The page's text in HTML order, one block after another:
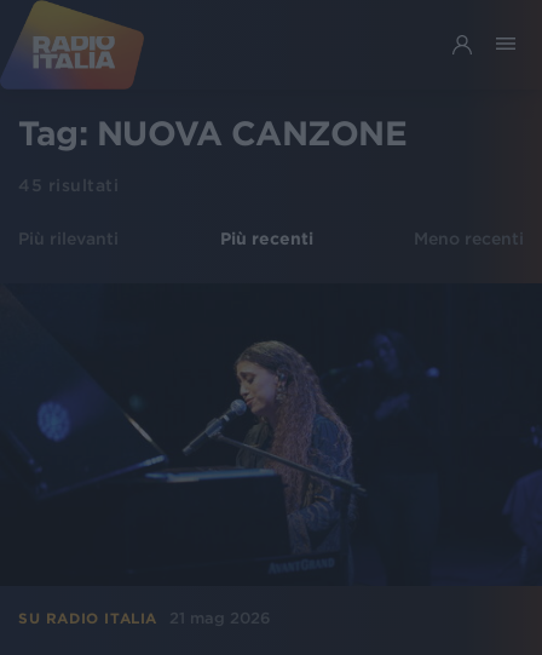
Tag: NUOVA CANZONE
45 risultati
Più rilevanti Più recenti Meno recenti
SU RADIO ITALIA 21 mag 2026